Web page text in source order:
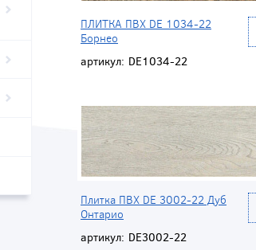
ПЛИТКА ПВХ DE 1034-22
Борнео
артикул: DE1034-22
Плитка ПВХ DE 3002-22 Дуб
Онтарио
артикул: DE3002-22